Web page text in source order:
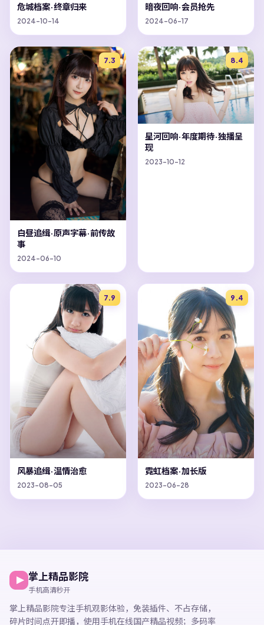
危城档案·终章归来
2024-10-14
暗夜回响·会员抢先
2024-06-17
7.3
白昼追缉·原声字幕·前传故
事
2024-06-10
8.4
星河回响·年度期待·独播呈
现
2023-10-12
7.9
风暴追缉·温情治愈
2023-08-05
9.4
霓虹档案·加长版
2023-06-28
掌上精品影院
手机高清秒开
掌上精品影院专注手机观影体验， 免装插件、不占存储，
碎片时间点开即播， 使用手机在线国产精品视频；多码率